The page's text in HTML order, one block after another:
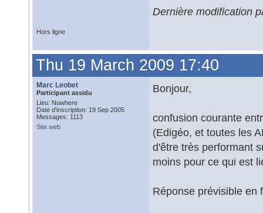
Dernière modification
Hors ligne
Thu 19 March 2009 17:40
Marc Leobet
Participant assidu
Lieu: Nowhere
Date d'inscription: 19 Sep 2005
Messages: 1113
Site web
Bonjour,
confusion courante
(Edigéo, et toutes les
d'être très performant
moins pour ce qui est
Réponse prévisible en